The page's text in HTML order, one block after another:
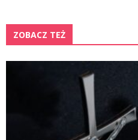
ZOBACZ TEŻ